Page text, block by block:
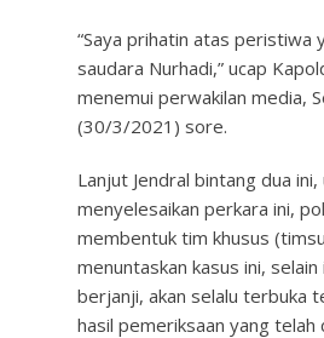
“Saya prihatin atas peristiwa
saudara Nurhadi,” ucap
menemui perwakilan media,
(30/3/2021) sore.
Lanjut Jendral bintang dua ini,
menyelesaikan perkara ini,
membentuk tim khusus
menuntaskan kasus ini,
berjanji, akan selalu terbuka
hasil pemeriksaan yang telah